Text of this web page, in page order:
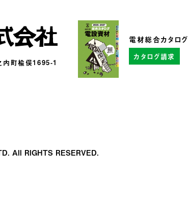
内町楡俣1695-1
電材総合カタログ
カタログ請求
All RIGHTS RESERVED.